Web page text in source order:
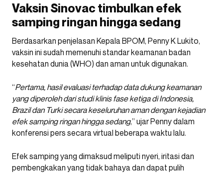
Vaksin Sinovac timbulkan efek
samping ringan hingga sedang
Berdasarkan penjelasan Kepala BPOM, Penny K Lukito,
vaksin ini sudah memenuhi standar keamanan badan
kesehatan dunia (WHO) dan aman untuk digunakan.
“Pertama, hasil evaluasi terhadap data dukung keamanan
yang diperoleh dari studi klinis fase ketiga di Indonesia,
Brazil dan Turki secara keseluruhan aman dengan kejadian
efek samping ringan hingga sedang,” ujar Penny dalam
konferensi pers secara virtual beberapa waktu lalu.
Efek samping yang dimaksud meliputi nyeri, iritasi dan
pembengkakan yang tidak bahaya dan dapat pulih